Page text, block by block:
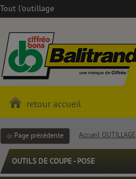
Tout l'outillage
retour accueil
Page précédente Accueil OUTILLAGE
OUTILS DE COUPE - POSE